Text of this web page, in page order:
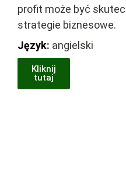
profit może być
strategie biznesowe.
Język: angielski
Kliknij
tutaj